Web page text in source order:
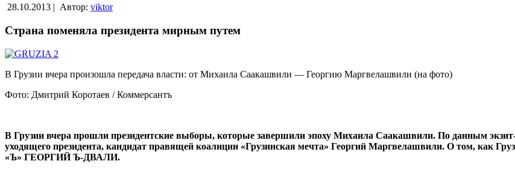
28.10.2013 | Автор: viktor
Страна поменяла президента мирным путем
В Грузии вчера произошла передача власти: от Михаила Саакашвили — Георгию Маргвелашвили (на фото)
Фото: Дмитрий Коротаев / Коммерсантъ
В Грузии вчера прошли президентские выборы, которые завершили эпоху Михаила Саакашвили. По данным
уходящего президента, кандидат правящей коалиции «Грузинская мечта» Георгий Маргвелашвили. О том, как
«Ъ» ГЕОРГИЙ Ъ-ДВАЛИ.